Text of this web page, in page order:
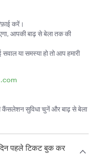
करें।
आपकी बाढ़ से बेला तक की
या समस्या हो तो आप हमारी
सुविधा चुनें और बाढ़ से बेला
पहले टिकट बुक कर